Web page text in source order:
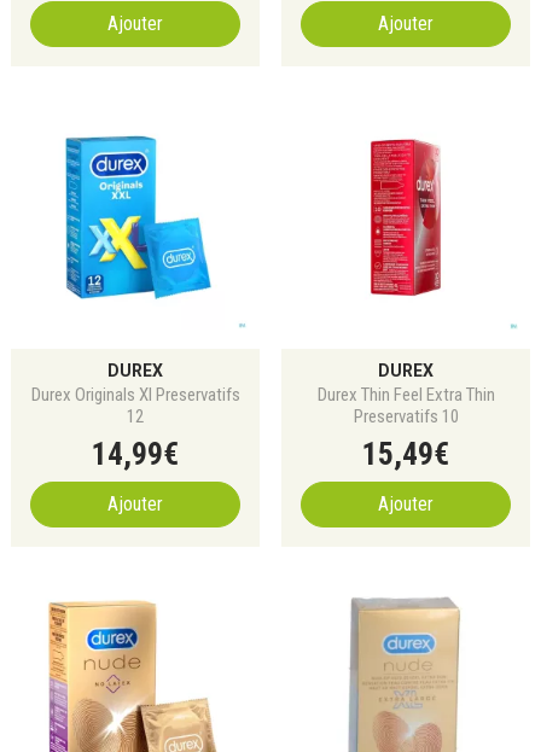
Ajouter Ajouter
DUREX
Durex Originals Xl Preservatifs
12
14,99€
Ajouter
DUREX
Durex Thin Feel Extra Thin
Preservatifs 10
15,49€
Ajouter